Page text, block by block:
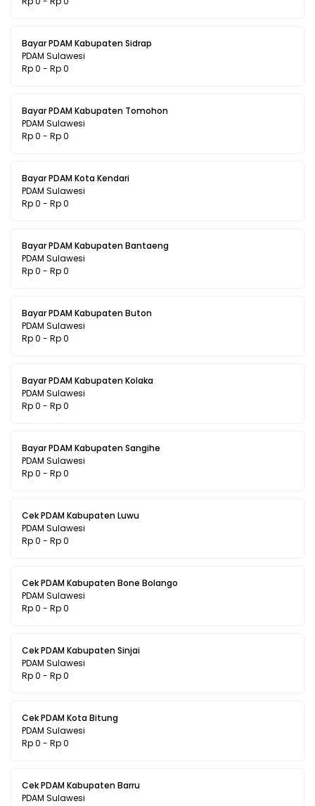
Bayar PDAM Kabupaten Sidrap
PDAM Sulawesi
Rp 0 - Rp 0
Bayar PDAM Kabupaten Tomohon
PDAM Sulawesi
Rp 0 - Rp 0
Bayar PDAM Kota Kendari
PDAM Sulawesi
Rp 0 - Rp 0
Bayar PDAM Kabupaten Bantaeng
PDAM Sulawesi
Rp 0 - Rp 0
Bayar PDAM Kabupaten Buton
PDAM Sulawesi
Rp 0 - Rp 0
Bayar PDAM Kabupaten Kolaka
PDAM Sulawesi
Rp 0 - Rp 0
Bayar PDAM Kabupaten Sangihe
PDAM Sulawesi
Rp 0 - Rp 0
Cek PDAM Kabupaten Luwu
PDAM Sulawesi
Rp 0 - Rp 0
Cek PDAM Kabupaten Bone Bolango
PDAM Sulawesi
Rp 0 - Rp 0
Cek PDAM Kabupaten Sinjai
PDAM Sulawesi
Rp 0 - Rp 0
Cek PDAM Kota Bitung
PDAM Sulawesi
Rp 0 - Rp 0
Cek PDAM Kabupaten Barru
PDAM Sulawesi